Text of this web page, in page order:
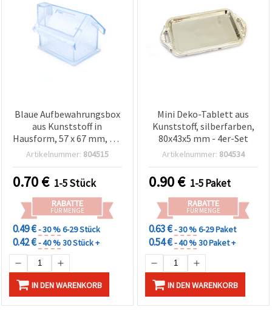
Blaue Aufbewahrungsbox
aus Kunststoff in
Hausform, 57 x 67 mm, für
Basteln & DIY
Artikelnummer: 804515
0.70€ 1-5 Stück
RABATTE
FÜR MENGE
0.49 €- 30 %6-29 Stück
0.42 €- 40 %30 Stück +
IN DEN WARENKORB
Mini Deko-Tablett aus
Kunststoff, silberfarben,
80x43x5 mm - 4er-Set
Artikelnummer: 804534
0.90€ 1-5 Paket
RABATTE
FÜR MENGE
0.63 €- 30 %6-29 Paket
0.54 €- 40 %30 Paket +
IN DEN WARENKORB